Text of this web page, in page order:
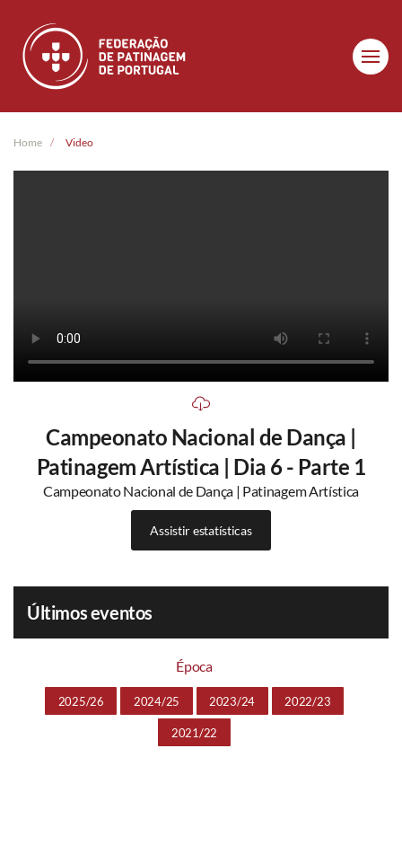
Skip to main content
Home Video
Campeonato Nacional de Dança |
Patinagem Artística | Dia 6 - Parte 1
Campeonato Nacional de Dança | Patinagem Artística
Assistir estatísticas
Últimos eventos
Época
2025/26 2024/25 2023/24 2022/23
2021/22